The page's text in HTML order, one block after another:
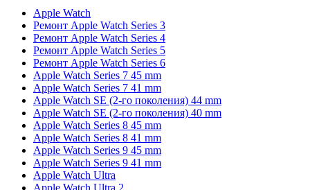
Apple Watch
Ремонт Apple Watch Series 3
Ремонт Apple Watch Series 4
Ремонт Apple Watch Series 5
Ремонт Apple Watch Series 6
Apple Watch Series 7 45 mm
Apple Watch Series 7 41 mm
Apple Watch SE (2-го поколения) 44 mm
Apple Watch SE (2-го поколения) 40 mm
Apple Watch Series 8 45 mm
Apple Watch Series 8 41 mm
Apple Watch Series 9 45 mm
Apple Watch Series 9 41 mm
Apple Watch Ultra
Apple Watch Ultra 2